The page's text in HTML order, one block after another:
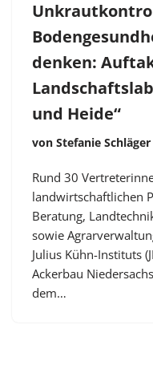
denken:
und Heide“
von Stefanie Schläger
Rund 30
landwirtschaftlichen
Beratung,
sowie
Julius Kühn-Instituts
Ackerbau
dem…